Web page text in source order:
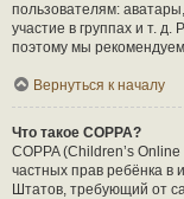
пользователям:
участие в группах и т. д.
поэтому мы
Вернуться к началу
Что такое COPPA?
COPPA (Children’s
частных прав ребёнка в
Штатов, требующий от